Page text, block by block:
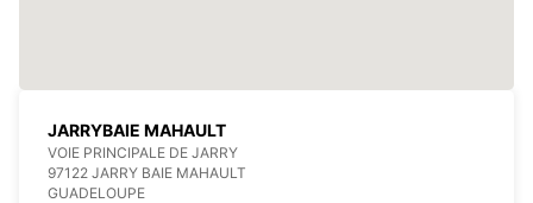
JARRYBAIE MAHAULT
VOIE PRINCIPALE DE JARRY
97122 JARRY BAIE MAHAULT
GUADELOUPE